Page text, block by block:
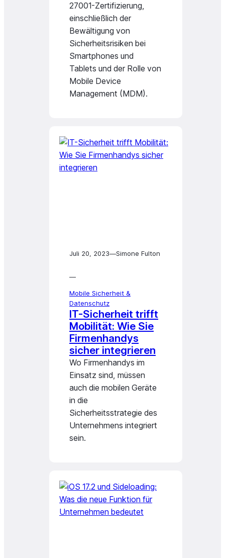
27001-Zertifizierung,
einschließlich der
Bewältigung von
Sicherheitsrisiken bei
Smartphones und
Tablets und der Rolle von
Mobile Device
Management (MDM).
Juli 20, 2023—Simone Fulton
—
Mobile Sicherheit &
Datenschutz
IT-Sicherheit trifft
Mobilität: Wie Sie
Firmenhandys
sicher integrieren
Wo Firmenhandys im
Einsatz sind, müssen
auch die mobilen Geräte
in die
Sicherheitsstrategie des
Unternehmens integriert
sein.